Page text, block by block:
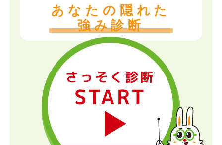
あなたの隠れた
強み診断
さっそく診断
START